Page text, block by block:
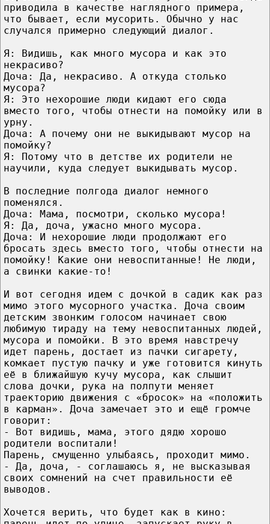
приводила в качестве наглядного примера,
что бывает, если мусорить. Обычно у нас
случался примерно следующий диалог.
Я: Видишь, как много мусора и как это
некрасиво?
Доча: Да, некрасиво. А откуда столько
мусора?
Я: Это нехорошие люди кидают его сюда
вместо того, чтобы отнести на помойку или в
урну.
Доча: А почему они не выкидывают мусор на
помойку?
Я: Потому что в детстве их родители не
научили, куда следует выкидывать мусор.
В последние полгода диалог немного
поменялся.
Доча: Мама, посмотри, сколько мусора!
Я: Да, доча, ужасно много мусора.
Доча: И нехорошие люди продолжают его
бросать здесь вместо того, чтобы отнести на
помойку! Какие они невоспитанные! Не люди,
а свинки какие-то!
И вот сегодня идем с дочкой в садик как раз
мимо этого мусорного участка. Доча своим
детским звонким голосом начинает свою
любимую тираду на тему невоспитанных людей,
мусора и помойки. В это время навстречу
идет парень, достает из пачки сигарету,
комкает пустую пачку и уже готовится кинуть
её в ближайшую кучу мусора, как слышит
слова дочки, рука на полпути меняет
траекторию движения с «бросок» на «положить
в карман». Доча замечает это и ещё громче
говорит:
- Вот видишь, мама, этого дядю хорошо
родители воспитали!
Парень, смущенно улыбаясь, проходит мимо.
- Да, доча, - соглашаюсь я, не высказывая
своих сомнений на счет правильности её
выводов.
Хочется верить, что будет как в кино: